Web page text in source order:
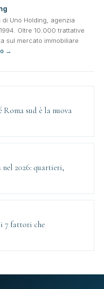
Uno Holding, agenzia
Oltre 10.000 trattative
sul mercato immobiliare
→
Roma sud è la nuova
2026: quartieri,
7 fattori che